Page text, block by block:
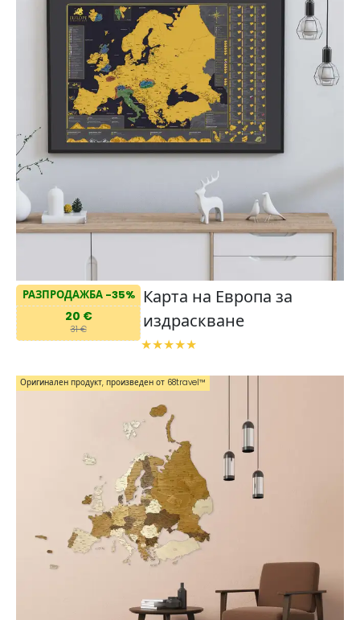
РАЗПРОДАЖБА -35%
20 €
31 €
Карта на Европа за
издраскване
Оригинален продукт, произведен от 68travel™️